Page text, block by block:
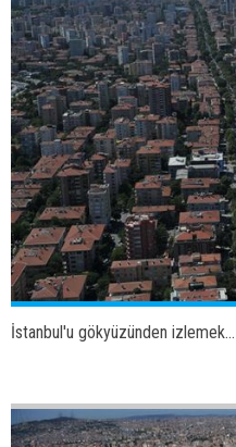
İstanbul'u gökyüzünden izlemek...